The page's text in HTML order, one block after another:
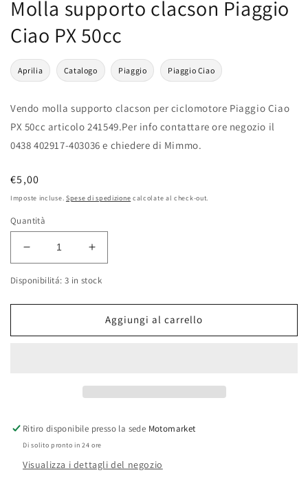
Molla supporto clacson Piaggio
Ciao PX 50cc
Aprilia Catalogo Piaggio Piaggio Ciao
Vendo molla supporto clacson per ciclomotore Piaggio Ciao
PX 50cc articolo 241549.Per info contattare ore negozio il
0438 402917-403036 e chiedere di Mimmo.
Prezzo
di
€5,00
Imposte incluse. Spese di spedizione calcolate al check-out.
Quantità
Diminuisci
quantità
per
Piaggio
Aumenta
quantità
per
clacson
Piaggio
50cc
Disponibilitá: 3 in stock
Aggiungi al carrello
Ritiro disponibile presso la sede Motomarket
Di solito pronto in 24 ore
Visualizza i dettagli del negozio